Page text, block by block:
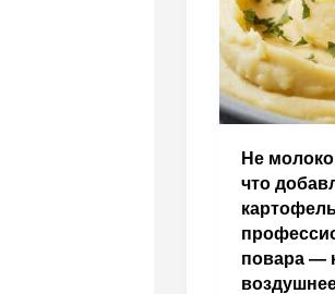
Не
что
повара —